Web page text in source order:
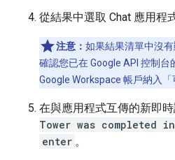
從結果中選取 Chat 應用程
注意： 如果結果清單中沒
確認您已在 Google API 控制台
Google Workspace 帳戶納入「
在與應用程式互傳的新即
Tower was completed
enter 。